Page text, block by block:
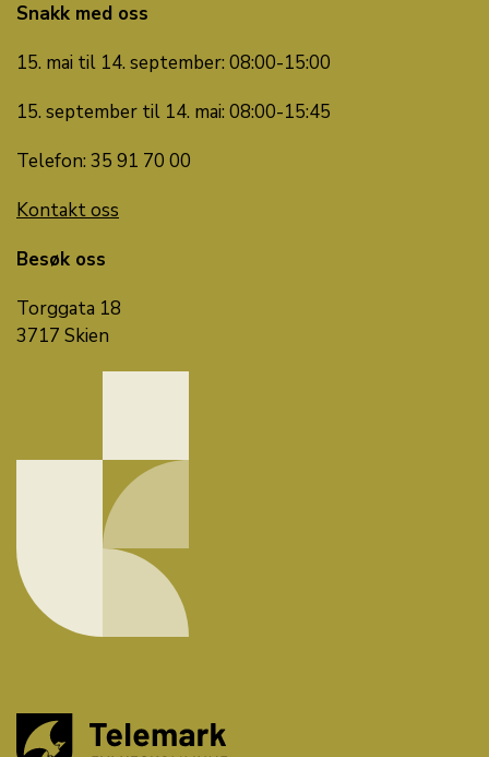
Snakk med oss
15. mai til 14. september: 08:00-15:00
15. september til 14. mai: 08:00-15:45
Telefon: 35 91 70 00
Kontakt oss
Besøk oss
Torggata 18
3717 Skien